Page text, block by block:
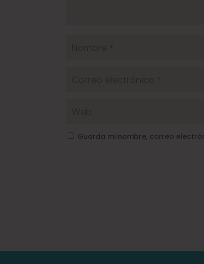
Guarda mi nombre, correo